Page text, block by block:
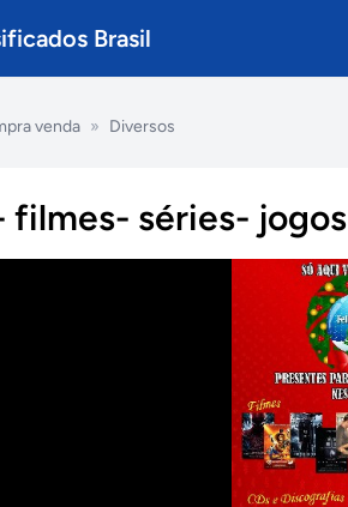
Brasil
venda » Diversos
filmes- séries- jogos